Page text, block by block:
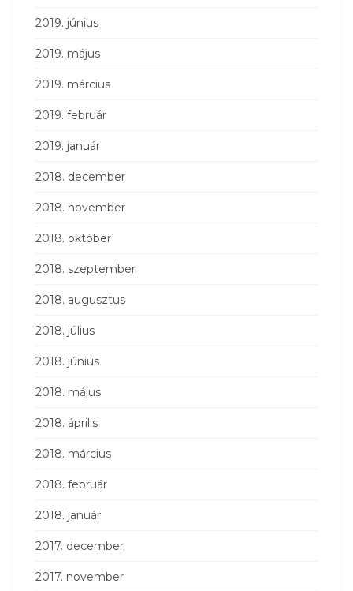
2019. június
2019. május
2019. március
2019. február
2019. január
2018. december
2018. november
2018. október
2018. szeptember
2018. augusztus
2018. július
2018. június
2018. május
2018. április
2018. március
2018. február
2018. január
2017. december
2017. november